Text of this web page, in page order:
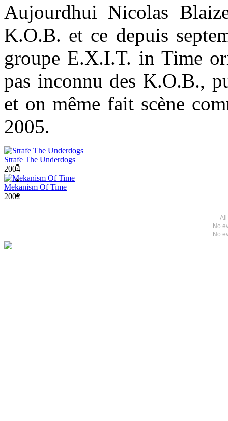
Aujourdhui Nicolas
K.O.B. et ce depuis
groupe E.X.I.T. in Time
pas inconnu des K.O.B.,
et on même fait scène
2005.
Strafe The Underdogs
2004
Mekanism Of Time
2002
All
No
No